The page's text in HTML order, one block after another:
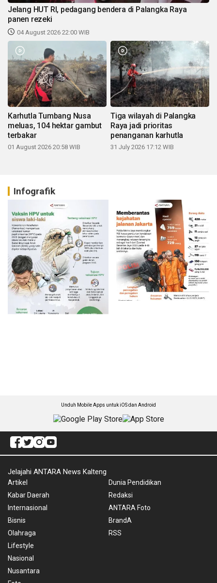
Jelang HUT RI, pedagang bendera di Palangka Raya
panen rezeki
04 August 2026 22:00 WIB
Karhutla Tumbang Nusa
meluas, 104 hektar gambut
terbakar
01 August 2026 20:58 WIB
Tiga wilayah di Palangka
Raya jadi prioritas
penanganan karhutla
31 July 2026 17:12 WIB
Infografik
Unduh Mobile Apps untuk iOS dan Android
Jelajahi ANTARA News Kalteng
Artikel
Kabar Daerah
Internasional
Bisnis
Olahraga
Lifestyle
Nasional
Nusantara
Dunia Pendidikan
Redaksi
ANTARA Foto
BrandA
RSS